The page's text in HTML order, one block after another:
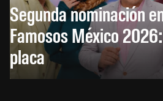
Segunda nominación
Famosos México
placa